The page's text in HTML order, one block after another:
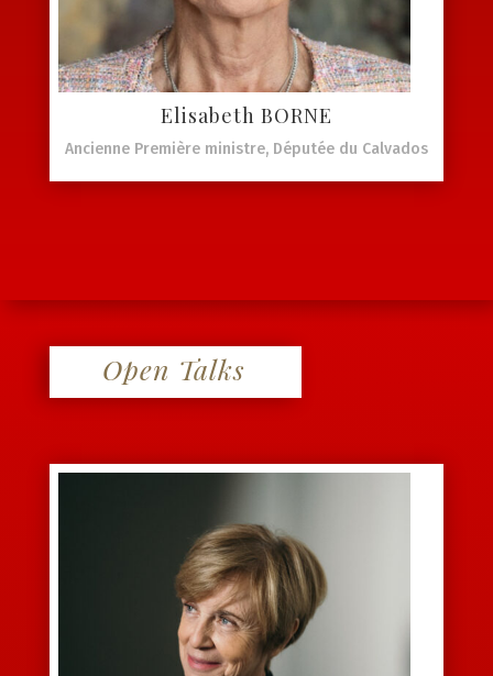
Elisabeth BORNE
Ancienne Première ministre, Députée du Calvados
Open Talks